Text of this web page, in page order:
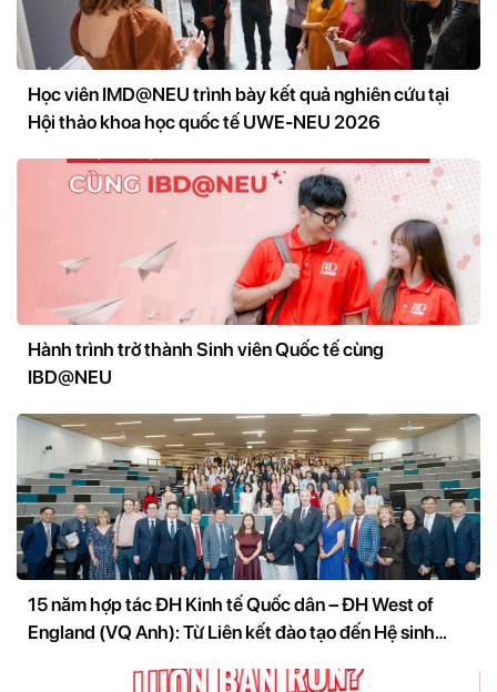
Học viên IMD@NEU trình bày kết quả nghiên cứu tại
Hội thảo khoa học quốc tế UWE-NEU 2026
Hành trình trở thành Sinh viên Quốc tế cùng
IBD@NEU
15 năm hợp tác ĐH Kinh tế Quốc dân – ĐH West of
England (VQ Anh): Từ Liên kết đào tạo đến Hệ sinh